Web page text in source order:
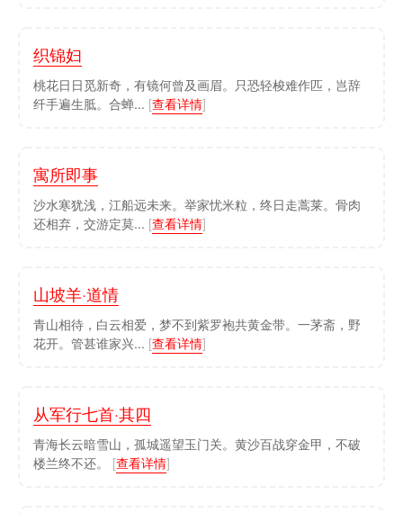
织锦妇
桃花日日觅新奇，有镜何曾及画眉。只恐轻梭难作匹，岂辞
纤手遍生胝。合蝉... [查看详情]
寓所即事
沙水寒犹浅，江船远未来。举家忧米粒，终日走蒿莱。骨肉
还相弃，交游定莫... [查看详情]
山坡羊·道情
青山相待，白云相爱，梦不到紫罗袍共黄金带。一茅斋，野
花开。管甚谁家兴... [查看详情]
从军行七首·其四
青海长云暗雪山，孤城遥望玉门关。黄沙百战穿金甲，不破
楼兰终不还。 [查看详情]